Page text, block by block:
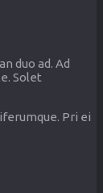
duo ad. Ad
Solet
Pri ei